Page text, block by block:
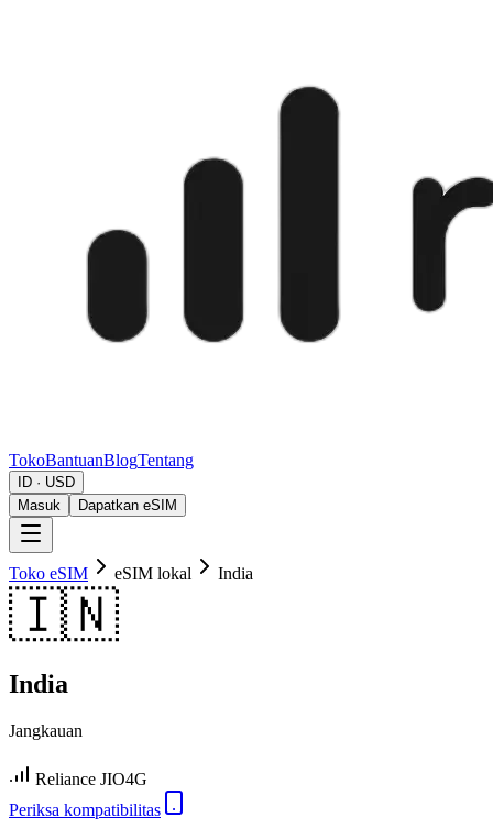
TokoBantuanBlogTentang
ID · USD
Masuk
Dapatkan eSIM
Toko eSIM eSIM lokal India
🇮🇳
India
Jangkauan
Reliance JIO4G
Periksa kompatibilitas